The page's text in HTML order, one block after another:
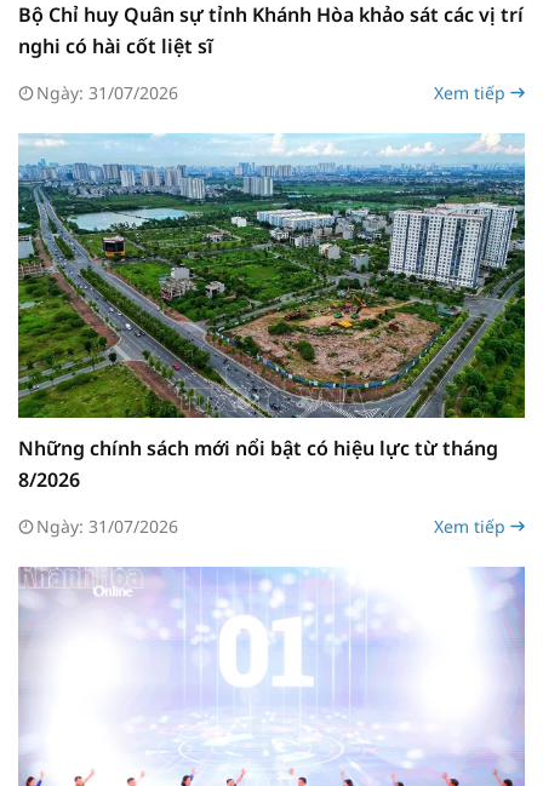
Bộ Chỉ huy Quân sự tỉnh Khánh Hòa khảo sát các vị trí
nghi có hài cốt liệt sĩ
Ngày: 31/07/2026 Xem tiếp
Những chính sách mới nổi bật có hiệu lực từ tháng
8/2026
Ngày: 31/07/2026 Xem tiếp